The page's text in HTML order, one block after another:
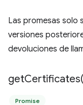
Las promesas solo
versiones
devoluciones de
getCertificates(
Promise